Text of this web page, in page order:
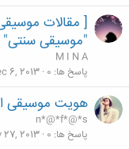
[ مقالات
"موسیقی سنتی"
M I N A
پاسخ ها 0
6, 2013
هویت موسیقی
n*@*f*@*s
پاسخ ها 0
27, 2013